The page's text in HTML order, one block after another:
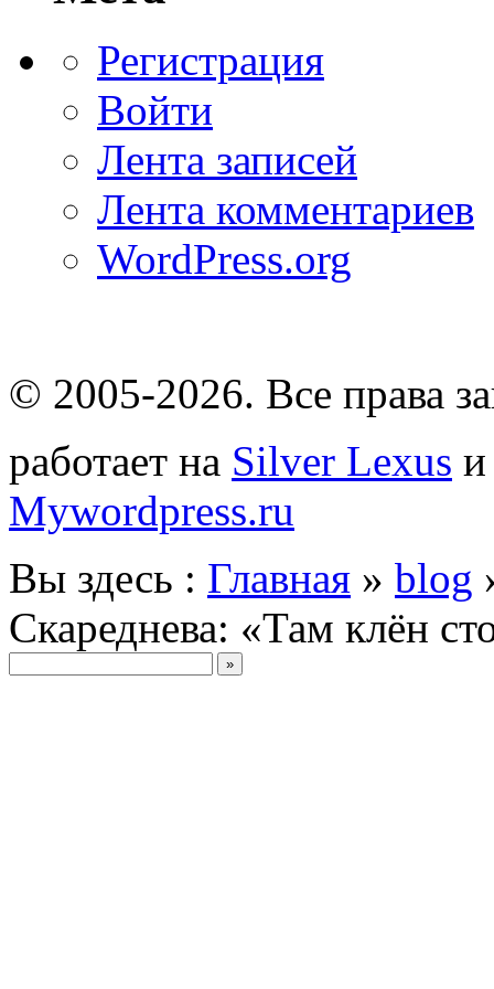
Регистрация
Войти
Лента записей
Лента комментариев
WordPress.org
© 2005-2026. Все права
работает на Silver Lexus
Mywordpress.ru
Вы здесь : Главная » blog
Скареднева: «Там клён